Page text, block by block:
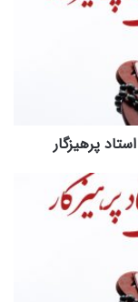
پرهیزگار